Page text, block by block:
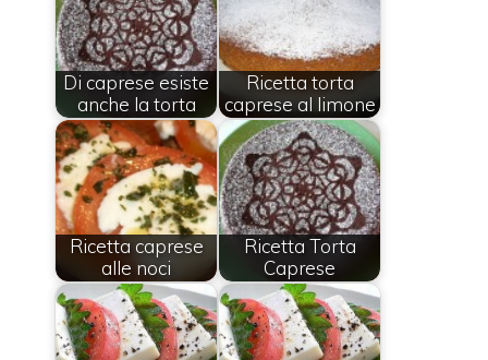
Di caprese esiste
anche la torta
Ricetta torta
caprese al limone
Ricetta caprese
alle noci
Ricetta Torta
Caprese